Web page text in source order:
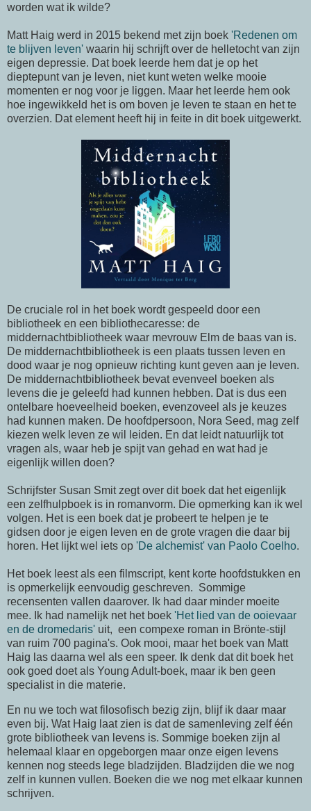
worden wat ik wilde?
Matt Haig werd in 2015 bekend met zijn boek 'Redenen om
te blijven leven' waarin hij schrijft over de helletocht van zijn
eigen depressie. Dat boek leerde hem dat je op het
dieptepunt van je leven, niet kunt weten welke mooie
momenten er nog voor je liggen. Maar het leerde hem ook
hoe ingewikkeld het is om boven je leven te staan en het te
overzien. Dat element heeft hij in feite in dit boek uitgewerkt.
De cruciale rol in het boek wordt gespeeld door een
bibliotheek en een bibliothecaresse: de
middernachtbibliotheek waar mevrouw Elm de baas van is.
De middernachtbibliotheek is een plaats tussen leven en
dood waar je nog opnieuw richting kunt geven aan je leven.
De middernachtbibliotheek bevat evenveel boeken als
levens die je geleefd had kunnen hebben. Dat is dus een
ontelbare hoeveelheid boeken, evenzoveel als je keuzes
had kunnen maken. De hoofdpersoon, Nora Seed, mag zelf
kiezen welk leven ze wil leiden. En dat leidt natuurlijk tot
vragen als, waar heb je spijt van gehad en wat had je
eigenlijk willen doen?
Schrijfster Susan Smit zegt over dit boek dat het eigenlijk
een zelfhulpboek is in romanvorm. Die opmerking kan ik wel
volgen. Het is een boek dat je probeert te helpen je te
gidsen door je eigen leven en de grote vragen die daar bij
horen. Het lijkt wel iets op 'De alchemist' van Paolo Coelho.
Het boek leest als een filmscript, kent korte hoofdstukken en
is opmerkelijk eenvoudig geschreven. Sommige
recensenten vallen daarover. Ik had daar minder moeite
mee. Ik had namelijk net het boek 'Het lied van de ooievaar
en de dromedaris' uit, een compexe roman in Brönte-stijl
van ruim 700 pagina's. Ook mooi, maar het boek van Matt
Haig las daarna wel als een speer. Ik denk dat dit boek het
ook goed doet als Young Adult-boek, maar ik ben geen
specialist in die materie.
En nu we toch wat filosofisch bezig zijn, blijf ik daar maar
even bij. Wat Haig laat zien is dat de samenleving zelf één
grote bibliotheek van levens is. Sommige boeken zijn al
helemaal klaar en opgeborgen maar onze eigen levens
kennen nog steeds lege bladzijden. Bladzijden die we nog
zelf in kunnen vullen. Boeken die we nog met elkaar kunnen
schrijven.